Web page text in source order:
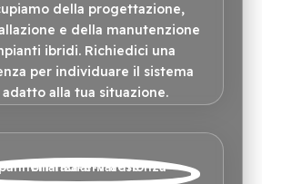
della progettazione,
e della manutenzione
ibridi. Richiedici una
per individuare il sistema
adatto alla tua situazione.